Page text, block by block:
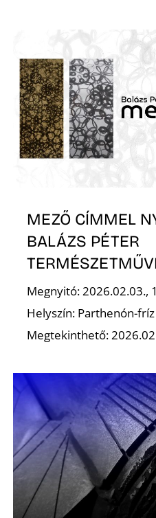
MEZŐ CÍMMEL
BALÁZS PÉTER
Megnyitó: 2026.02.03.,
Helyszín: Parthenón-
Megtekinthető: